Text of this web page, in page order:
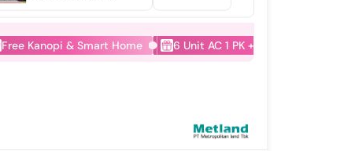
Free Kanopi & Smart Home 6 Unit AC 1 PK + 3 Unit Water Heater